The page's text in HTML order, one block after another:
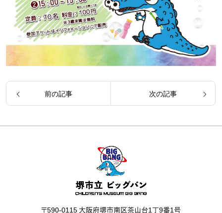
前の記事 次の記事
〒590-0115 大阪府堺市南区茶山台1丁9番1号